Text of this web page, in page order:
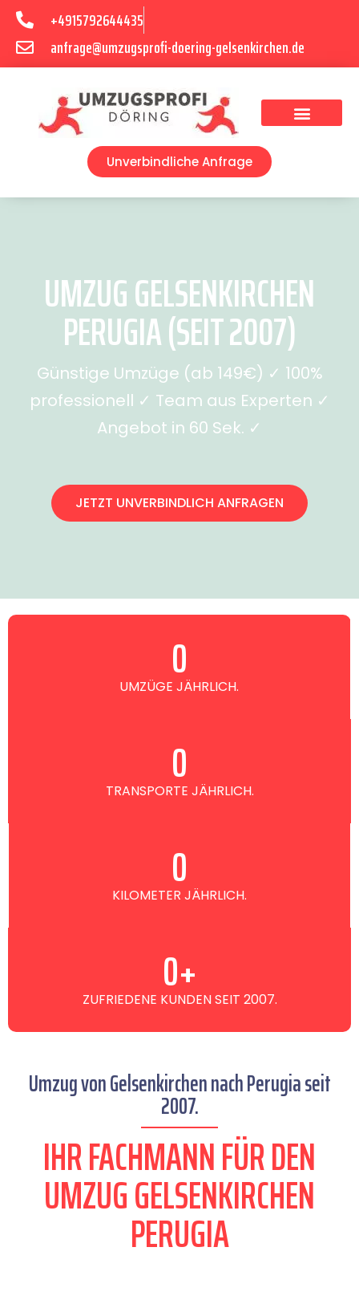
+4915792644435
anfrage@umzugsprofi-doering-gelsenkirchen.de
Unverbindliche Anfrage
UMZUG GELSENKIRCHEN
PERUGIA (SEIT 2007)
Günstige Umzüge (ab 149€) ✓ 100%
professionell ✓ Team aus Experten ✓
Angebot in 60 Sek. ✓
JETZT UNVERBINDLICH ANFRAGEN
UMZÜGE JÄHRLICH.
0
TRANSPORTE JÄHRLICH.
0
KILOMETER JÄHRLICH.
0
ZUFRIEDENE KUNDEN SEIT 2007.
0+
Umzug von Gelsenkirchen nach Perugia seit
2007.
IHR FACHMANN FÜR DEN
UMZUG GELSENKIRCHEN
PERUGIA